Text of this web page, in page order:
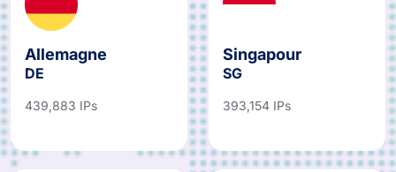
Allemagne
DE
439,883 IPs
Singapour
SG
393,154 IPs